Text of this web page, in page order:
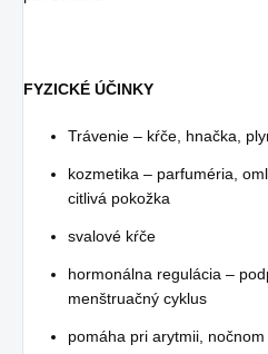
FYZICKÉ ÚČINKY
Trávenie – kŕče, hnačka,
kozmetika – parfuméria,
citlivá pokožka
svalové kŕče
hormonálna regulácia –
menštruačný cyklus
pomáha pri arytmii,